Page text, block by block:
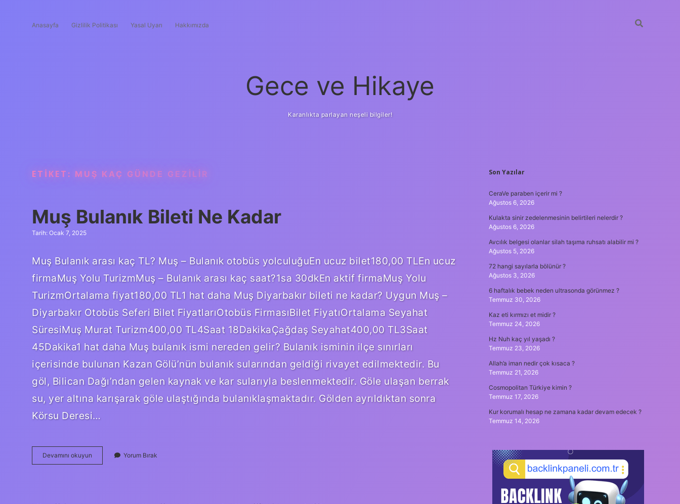
Anasayfa Gizlilik Politikası Yasal Uyarı Hakkımızda
Gece ve Hikaye
Karanlıkta parlayan neşeli bilgiler!
ETIKET: MUŞ KAÇ GÜNDE GEZILIR
Muş Bulanık Bileti Ne Kadar
Tarih: Ocak 7, 2025
Muş Bulanık arası kaç TL? Muş – Bulanık otobüs yolculuğuEn ucuz bilet180,00 TLEn ucuz
firmaMuş Yolu TurizmMuş – Bulanık arası kaç saat?1sa 30dkEn aktif firmaMuş Yolu
TurizmOrtalama fiyat180,00 TL1 hat daha Muş Diyarbakır bileti ne kadar? Uygun Muş –
Diyarbakır Otobüs Seferi Bilet FiyatlarıOtobüs FirmasıBilet FiyatıOrtalama Seyahat
SüresiMuş Murat Turizm400,00 TL4Saat 18DakikaÇağdaş Seyahat400,00 TL3Saat
45Dakika1 hat daha Muş bulanık ismi nereden gelir? Bulanık isminin ilçe sınırları
içerisinde bulunan Kazan Gölü’nün bulanık sularından geldiği rivayet edilmektedir. Bu
göl, Bilican Dağı’ndan gelen kaynak ve kar sularıyla beslenmektedir. Göle ulaşan berrak
su, yer altına karışarak göle ulaştığında bulanıklaşmaktadır. Gölden ayrıldıktan sonra
Körsu Deresi…
Devamını okuyun
Bulanık
Yorum Bırak
SIDEBAR
Son Yazılar
CeraVe paraben içerir mi ?
Ağustos 6, 2026
Kulakta sinir zedelenmesinin belirtileri nelerdir ?
Ağustos 6, 2026
Avcılık belgesi olanlar silah taşıma ruhsatı alabilir mi ?
Ağustos 5, 2026
72 hangi sayılarla bölünür ?
Ağustos 3, 2026
6 haftalık bebek neden ultrasonda görünmez ?
Temmuz 30, 2026
Kaz eti kırmızı et midir ?
Temmuz 24, 2026
Hz Nuh kaç yıl yaşadı ?
Temmuz 23, 2026
Allah’a iman nedir çok kısaca ?
Temmuz 21, 2026
Cosmopolitan Türkiye kimin ?
Temmuz 17, 2026
Kur korumalı hesap ne zamana kadar devam edecek ?
Temmuz 14, 2026